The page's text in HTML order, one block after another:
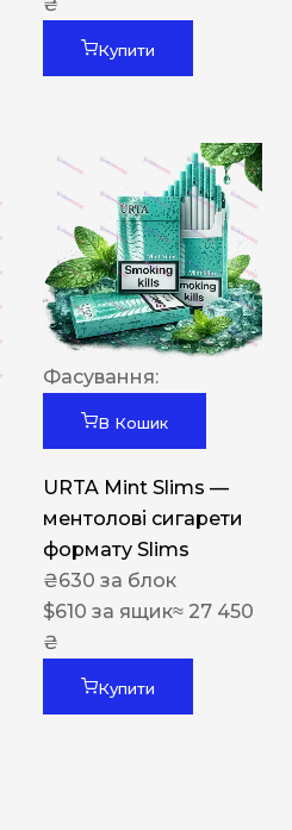
₴
Купити
Фасування:
В Кошик
URTA Mint Slims —
ментолові сигарети
формату Slims
₴630 за блок
$610 за ящик≈ 27 450
₴
Купити